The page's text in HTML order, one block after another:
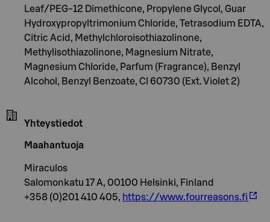
Leaf/PEG-12 Dimethicone, Propylene Glycol, Guar
Hydroxypropyltrimonium Chloride, Tetrasodium EDTA,
Citric Acid, Methylchloroisothiazolinone,
Methylisothiazolinone, Magnesium Nitrate,
Magnesium Chloride, Parfum (Fragrance), Benzyl
Alcohol, Benzyl Benzoate, CI 60730 (Ext. Violet 2)
Yhteystiedot
Maahantuoja
Miraculos
Salomonkatu 17 A, 00100 Helsinki, Finland
+358 (0)201 410 405, https://www.fourreasons.fi